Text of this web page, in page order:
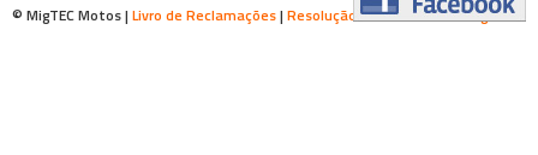
© MigTEC Motos | Livro de Reclamações| Resolução Alternativa de Litígios